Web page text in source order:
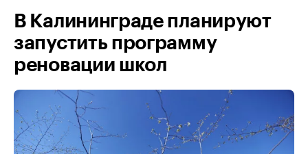
В Калининграде планируют
запустить программу
реновации школ